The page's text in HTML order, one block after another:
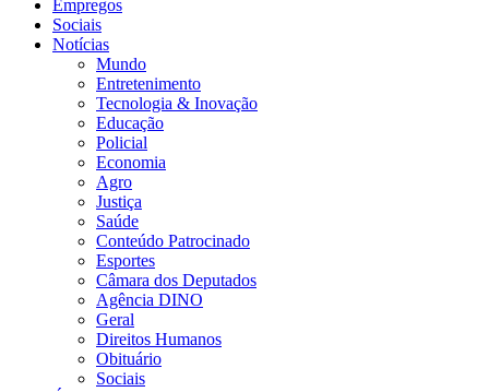
Empregos
Sociais
Notícias
Mundo
Entretenimento
Tecnologia & Inovação
Educação
Policial
Economia
Agro
Justiça
Saúde
Conteúdo Patrocinado
Esportes
Câmara dos Deputados
Agência DINO
Geral
Direitos Humanos
Obituário
Sociais